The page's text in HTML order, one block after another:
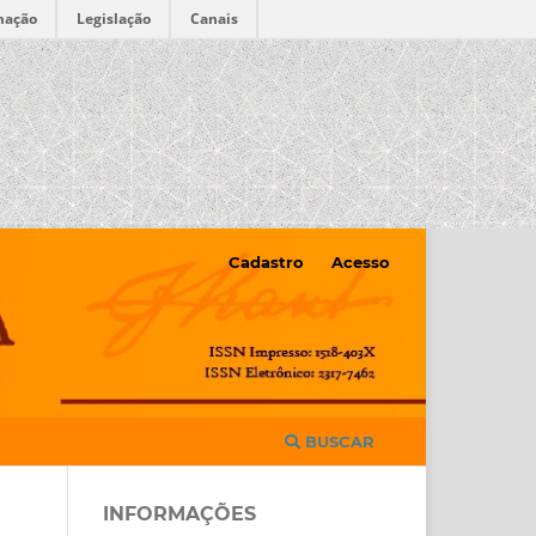
Legislação Canais
BUSCAR
Cadastro Acesso
INFORMAÇÕES